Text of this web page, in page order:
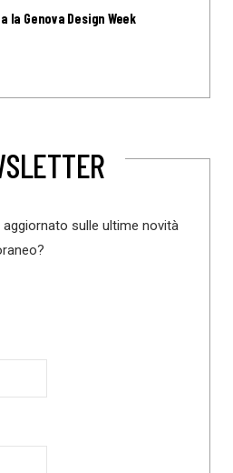
la Genova Design Week
sulle ultime novità